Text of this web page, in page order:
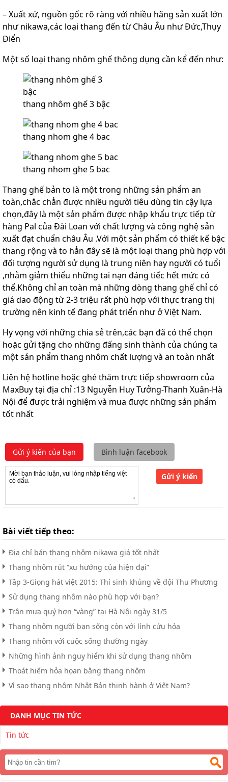
– Xuất xứ, nguồn gốc rõ ràng với nhiều hãng sản xuất lớn
như nikawa,các loại thang đến từ Châu Âu như Đức,Thụy
Điển
Một số loại thang nhôm ghế thông dụng cần kể đến như:
thang nhôm ghế 3 bậc
thang nhom ghe 4 bac
thang nhom ghe 5 bac
Thang ghế bản to là một trong những sản phẩm an
toàn,chắc chẳn được nhiều người tiêu dùng tin cậy lựa
chọn,đây là một sản phẩm được nhập khẩu trực tiếp từ
hàng Pal của Đài Loan với chất lượng và công nghệ sản
xuất đạt chuẩn châu Âu .Với một sản phẩm có thiết kế bậc
thang rộng và to hẳn đây sẽ là một loại thang phù hợp với
đối tượng người sử dụng là trung niên hay người có tuổi
,nhằm giảm thiểu những tai nạn đáng tiếc hết mức có
thể.Không chỉ an toàn mà những dòng thang ghế chỉ có
giá dao động từ 2-3 triệu rất phù hợp với thực trạng thị
trường nên kinh tế đang phát triển như ở Việt Nam.
Hy vọng với những chia sẻ trên,các bạn đã có thể chọn
hoặc gửi tặng cho những đấng sinh thành của chúng ta
một sản phẩm thang nhôm chất lượng và an toàn nhất
Liên hệ hotline hoặc ghé thăm trực tiếp showroom của
MaxBuy tại địa chỉ :13 Nguyễn Huy Tưởng-Thanh Xuân-Hà
Nội để được trải nghiệm và mua được những sản phẩm
tốt nhất
Gửi ý kiến của bạn Bình luận facebook
Gửi ý kiến
Bài viết tiếp theo:
Địa chỉ bán thang nhôm nikawa giá tốt nhất
Thang nhôm rút “xu hướng của hiện đại”
Tâp 3-Giọng hát việt 2015: Thí sinh khủng về đội Thu Phương
Sử dụng thang nhôm nào phù hợp với bạn?
Trận mưa quý hơn “vàng” tại Hà Nội ngày 31/5
Thang nhôm người bạn sống còn với lính cứu hỏa
Thang nhôm với cuộc sống thường ngày
Những hình ảnh nguy hiểm khi sử dụng thang nhôm
Thoát hiểm hỏa họan bằng thang nhôm
Vì sao thang nhôm Nhật Bản thịnh hành ở Việt Nam?
DANH MỤC TIN TỨC
Tin tức